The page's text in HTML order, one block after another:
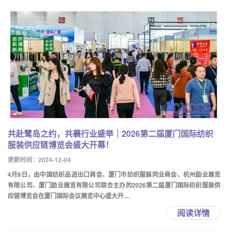
共赴鹭岛之约，共襄行业盛举｜2026第二届厦门国际纺织
服装供应链博览会盛大开幕！
更新时间：2024-12-04
4月9日，由中国纺织品进出口商会、厦门市纺织服装同业商会、杭州励业展览
有限公司、厦门励业展览有限公司联合主办的2026第二届厦门国际纺织服装供
应链博览会在厦门国际会议展览中心盛大开....
阅读详情